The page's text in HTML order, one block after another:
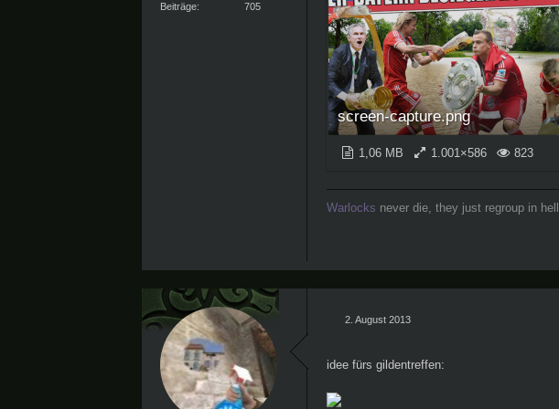
Beiträge 705
screen-capture.png
1,06 MB 1.001×586 823
Warlocks never die, they just regroup in hell.
2. August 2013
idee fürs gildentreffen: